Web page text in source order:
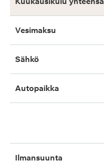
Vesimaksu
Sähkö
Autopaikka
ilmansuunta